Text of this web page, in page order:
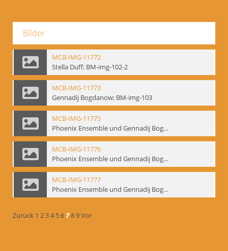
Bilder
MCB-IMG-11772
Stella Duff; BM-img-102-2
MCB-IMG-11773
Gennadij Bogdanow; BM-img-103
MCB-IMG-11775
Phoenix Ensemble und Gennadij Bogdanow; BM-img-105-1
MCB-IMG-11776
Phoenix Ensemble und Gennadij Bogdanow; BM-img-105-2
MCB-IMG-11777
Phoenix Ensemble und Gennadij Bogdanow; BM-img-105-3
Zurück 1 234 56789Vor